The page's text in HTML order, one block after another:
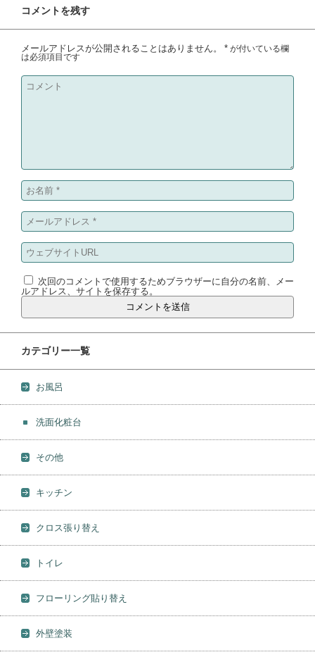
コメントを残す
メールアドレスが公開されることはありません。 * が付いている欄
は必須項目です
次回のコメントで使用するためブラウザーに自分の名前、メー
ルアドレス、サイトを保存する。
カテゴリー一覧
お風呂
洗面化粧台
その他
キッチン
クロス張り替え
トイレ
フローリング貼り替え
外壁塗装